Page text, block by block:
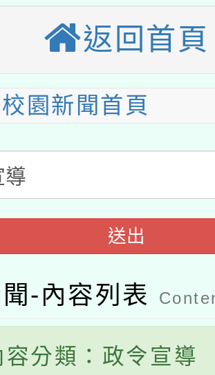
慧啟航」
選結果公告(無人
運動共學行動站研
辦理115年度閱讀
推動專業研習
賦能─人工智慧
位內容與教學軟體
大陸委員會函釋公
間赴陸應申請許可
經濟部水利署委託
術研究院辦理「
年8月22日(星期六
市孔廟祈福系列
慧啟航」
年桃園地景藝術
返回首頁
園新聞首頁
送出
-內容列表
容分類：政令宣導